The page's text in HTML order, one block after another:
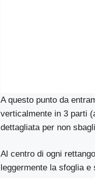
A questo punto da
verticalmente in 3 parti
dettagliata per non
Al centro di ogni
leggermente la sfoglia